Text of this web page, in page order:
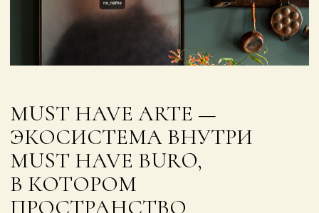
ПРОСТРАНСТВО
РАССМАТРИВАЕТСЯ КАК
ПРЕДМЕТ ИСКУССТВА